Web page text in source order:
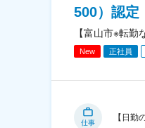
500）認定
【富山市※転
New 正社員
仕事
【日